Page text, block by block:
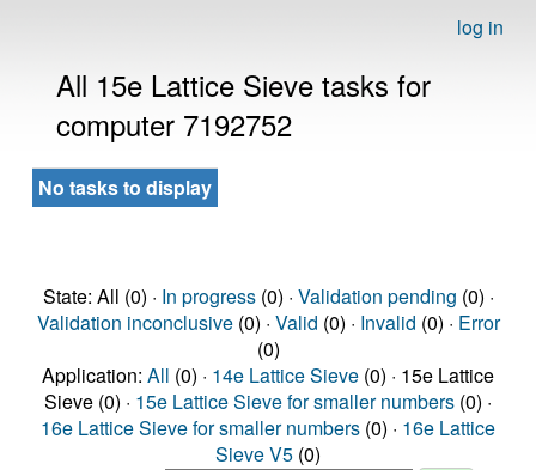
log in
All 15e Lattice Sieve tasks for
computer 7192752
No tasks to display
State: All (0) · In progress(0) · Validation pending (0) ·
Validation inconclusive(0) · Valid (0) · Invalid (0) · Error
(0)
Application: All (0) · 14e Lattice Sieve (0) · 15e Lattice
Sieve (0) · 15e Lattice Sieve for smaller numbers (0) ·
16e Lattice Sieve for smaller numbers (0) · 16e Lattice
Sieve V5 (0)